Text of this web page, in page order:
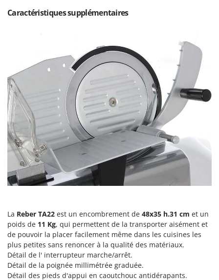
Makita
Marina Systems
Master
Masterpro
McCulloch
MCH
Michelin
Mille
Minox
Mockmill
MOSA
MOVA
Mowox
MTD
Caractéristiques supplémentaires
La Reber TA22 est un encombrement de 48x35 h.31 cm et un
poids de 11 Kg, qui permettent de la transporter aisément et
de pouvoir la placer facilement même dans les cuisines les
plus petites sans renoncer à la qualité des matériaux.
Détail de l' interrupteur marche/arrêt.
Détail de la poignée millimétrée graduée.
Détail des pieds d'appui en caoutchouc antidérapants.